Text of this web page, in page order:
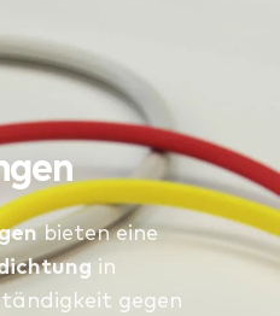
bieten eine
in
gegen